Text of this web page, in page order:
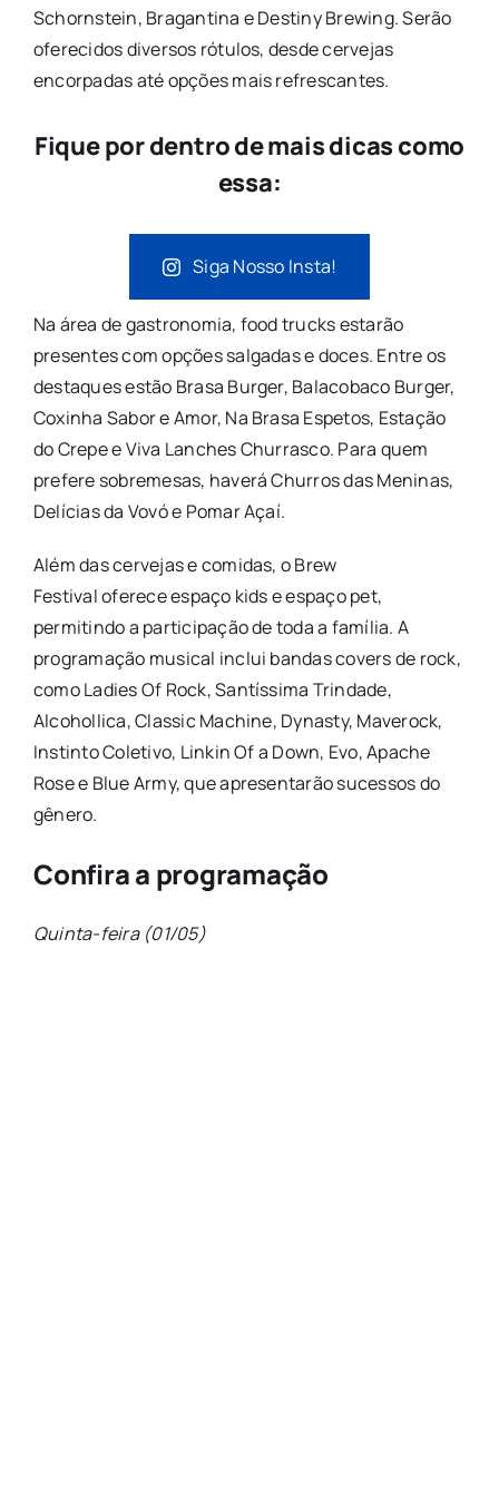
Schornstein, Bragantina e Destiny Brewing. Serão
oferecidos diversos rótulos, desde cervejas
encorpadas até opções mais refrescantes.
Fique por dentro de mais dicas como
essa:
Siga Nosso Insta!
Na área de gastronomia, food trucks estarão
presentes com opções salgadas e doces. Entre os
destaques estão Brasa Burger, Balacobaco Burger,
Coxinha Sabor e Amor, Na Brasa Espetos, Estação
do Crepe e Viva Lanches Churrasco. Para quem
prefere sobremesas, haverá Churros das Meninas,
Delícias da Vovó e Pomar Açaí.
Além das cervejas e comidas, o Brew
Festival oferece espaço kids e espaço pet,
permitindo a participação de toda a família. A
programação musical inclui bandas covers de rock,
como Ladies Of Rock, Santíssima Trindade,
Alcohollica, Classic Machine, Dynasty, Maverock,
Instinto Coletivo, Linkin Of a Down, Evo, Apache
Rose e Blue Army, que apresentarão sucessos do
gênero.
Confira a programação
Quinta-feira (01/05)